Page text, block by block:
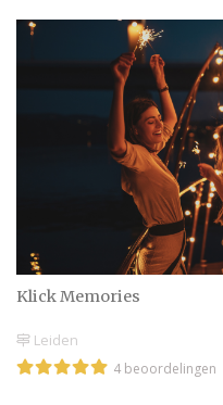
Klick Memories
Leiden
4 beoordelingen